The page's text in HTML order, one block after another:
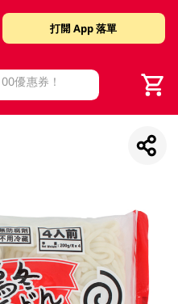
打開 App 落單